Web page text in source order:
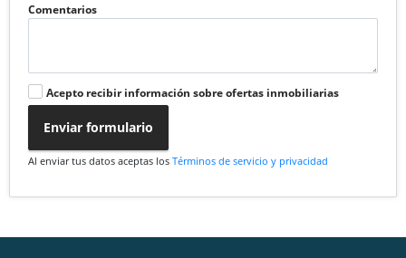
Comentarios
Acepto recibir información sobre ofertas inmobiliarias
Enviar formulario
Al enviar tus datos aceptas los Términos de servicio y privacidad